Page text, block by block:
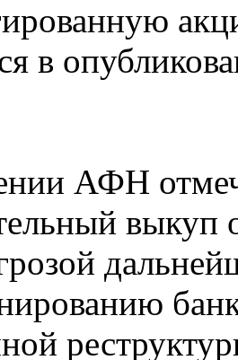
в
АФН
выкуп